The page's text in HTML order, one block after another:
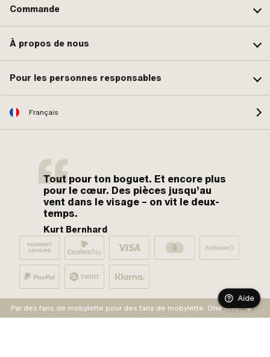
Commande
À propos de nous
Pour les personnes responsables
Français
Tout pour ton boguet. Et encore plus
pour le cœur. Des pièces jusqu’au
vent dans le visage – on vit le deux-
temps.
Kurt Bernhard
Par des fans de mobylette pour des fans de mobylette. One love.
Aide